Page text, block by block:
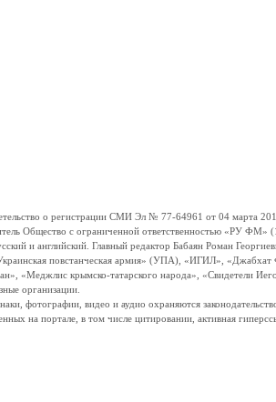
о регистрации СМИ Эл № 77-64961 от 04 марта
Общество с ограниченной ответственностью «РУ
и английский. Главный редактор Бабаян Роман
повстанческая армия» (УПА), «ИГИЛ»,
крымско-татарского народа», «Свидетели
организации.
фотографии, видео и аудио охраняются
на портале, в том числе цитировании, активная